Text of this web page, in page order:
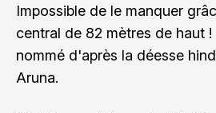
Impossible de le manquer
central de 82 mètres de haut
nommé d'après la déesse
Aruna.